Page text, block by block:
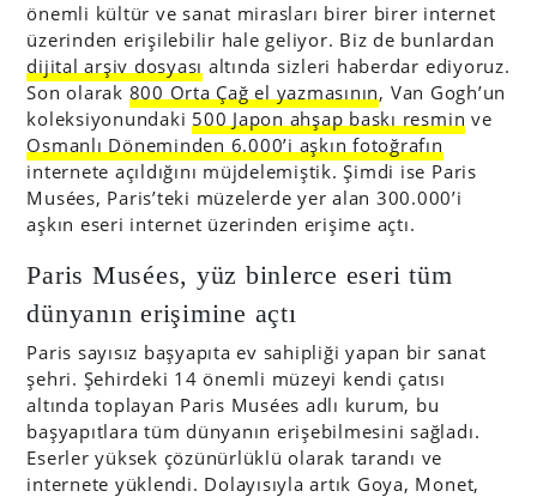
önemli kültür ve sanat mirasları birer birer internet
üzerinden erişilebilir hale geliyor. Biz de bunlardan
dijital arşiv dosyası altında sizleri haberdar ediyoruz.
Son olarak 800 Orta Çağ el yazmasının, Van Gogh’un
koleksiyonundaki 500 Japon ahşap baskı resmin ve
Osmanlı Döneminden 6.000’i aşkın fotoğrafın
internete açıldığını müjdelemiştik. Şimdi ise Paris
Musées, Paris’teki müzelerde yer alan 300.000’i
aşkın eseri internet üzerinden erişime açtı.
Paris Musées, yüz binlerce eseri tüm
dünyanın erişimine açtı
Paris sayısız başyapıta ev sahipliği yapan bir sanat
şehri. Şehirdeki 14 önemli müzeyi kendi çatısı
altında toplayan Paris Musées adlı kurum, bu
başyapıtlara tüm dünyanın erişebilmesini sağladı.
Eserler yüksek çözünürlüklü olarak tarandı ve
internete yüklendi. Dolayısıyla artık Goya, Monet,